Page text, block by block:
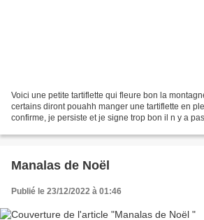
Voici une petite tartiflette qui fleure bon la
certains diront pouahh manger une tartiflette en
confirme, je persiste et je signe trop bon il n y a
Manalas de Noël
Publié le 23/12/2022 à 01:46